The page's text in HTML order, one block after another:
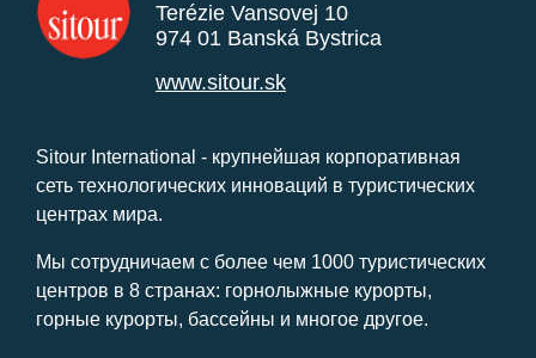
Terézie Vansovej 10
974 01 Banská Bystrica
www.sitour.sk
Sitour International - крупнейшая корпоративная
сеть технологических инноваций в туристических
центрах мира.
Мы сотрудничаем с более чем 1000 туристических
центров в 8 странах: горнолыжные курорты,
горные курорты, бассейны и многое другое.